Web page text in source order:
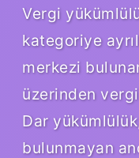
Vergi
kategoriye
merkezi
üzerinden
Dar
bulunmayan